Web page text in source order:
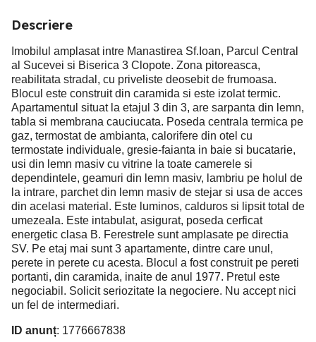
Descriere
Imobilul amplasat intre Manastirea Sf.Ioan, Parcul Central
al Sucevei si Biserica 3 Clopote. Zona pitoreasca,
reabilitata stradal, cu priveliste deosebit de frumoasa.
Blocul este construit din caramida si este izolat termic.
Apartamentul situat la etajul 3 din 3, are sarpanta din lemn,
tabla si membrana cauciucata. Poseda centrala termica pe
gaz, termostat de ambianta, calorifere din otel cu
termostate individuale, gresie-faianta in baie si bucatarie,
usi din lemn masiv cu vitrine la toate camerele si
dependintele, geamuri din lemn masiv, lambriu pe holul de
la intrare, parchet din lemn masiv de stejar si usa de acces
din acelasi material. Este luminos, calduros si lipsit total de
umezeala. Este intabulat, asigurat, poseda cerficat
energetic clasa B. Ferestrele sunt amplasate pe directia
SV. Pe etaj mai sunt 3 apartamente, dintre care unul,
perete in perete cu acesta. Blocul a fost construit pe pereti
portanti, din caramida, inaite de anul 1977. Pretul este
negociabil. Solicit seriozitate la negociere. Nu accept nici
un fel de intermediari.
ID anunț: 1776667838